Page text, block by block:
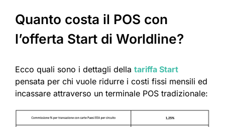
Quanto costa il POS con
l’offerta Start di Worldline?
Ecco quali sono i dettagli della tariffa Start
pensata per chi vuole ridurre i costi fissi mensili ed
incassare attraverso un terminale POS tradizionale: